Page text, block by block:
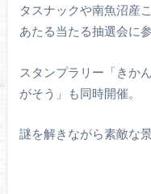
タスナックや南魚沼産
あたる当たる抽選会に
スタンプラリー「きか
がそう」も同時開催。
謎を解きながら素敵な